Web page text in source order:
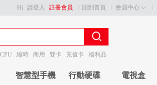
回到首頁 會員中心
Hi 請登入 註冊會員
CPU 縮時 商用 雙卡 充值卡 福利品
智慧型手機 行動硬碟 電視盒